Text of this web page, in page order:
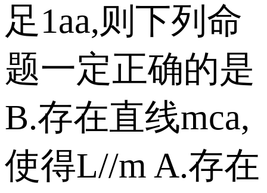
足1aa,则下列命
题一定正确的是
B.存在直线mca,
使得L//m A.存在